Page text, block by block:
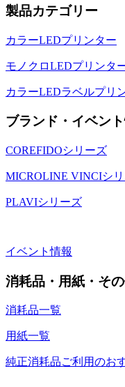
製品カテゴリー
カラーLEDプリンター
モノクロLEDプリンタ
カラーLEDラベルプリ
ブランド・イベン
COREFIDOシリーズ
MICROLINE VINCIシ
PLAVIシリーズ
イベント情報
消耗品・用紙・そ
消耗品一覧
用紙一覧
純正消耗品ご利用のお